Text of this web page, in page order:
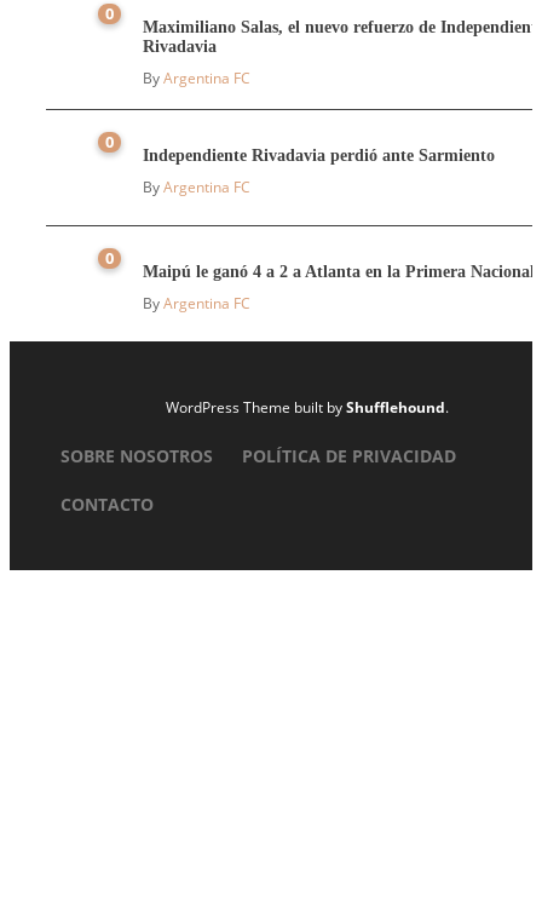
0
Maximiliano Salas, el nuevo refuerzo de
Rivadavia
ByArgentina FC
0
Independiente Rivadavia perdió ante Sarmiento
ByArgentina FC
0
Maipú le ganó 4 a 2 a Atlanta en la Primera Nacional
ByArgentina FC
WordPress Theme built byShufflehound.
SOBRE NOSOTROS POLÍTICA DE PRIVACIDAD
CONTACTO